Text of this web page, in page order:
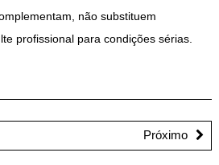
não substituem
profissional para condições sérias.
Próximo